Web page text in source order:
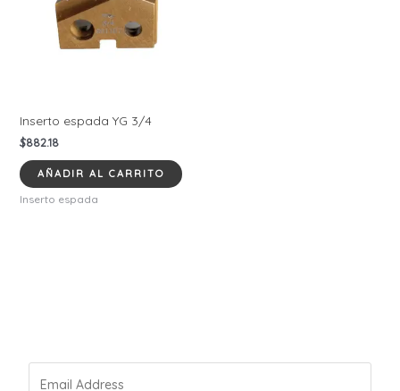
Inserto espada YG 3/4
$882.18
AÑADIR AL CARRITO
Inserto espada